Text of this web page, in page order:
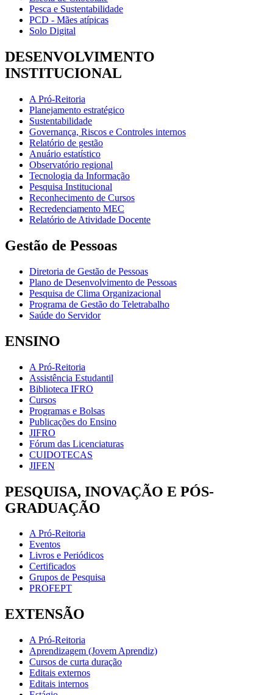
Pesca e Sustentabilidade
PCD - Mães atípicas
Solo Digital
DESENVOLVIMENTO
INSTITUCIONAL
A Pró-Reitoria
Planejamento estratégico
Sustentabilidade
Governança, Riscos e Controles internos
Relatório de gestão
Anuário estatístico
Observatório regional
Tecnologia da Informação
Pesquisa Institucional
Reconhecimento de Cursos
Recredenciamento MEC
Relatório de Atividade Docente
Gestão de Pessoas
Diretoria de Gestão de Pessoas
Plano de Desenvolvimento de Pessoas
Pesquisa de Clima Organizacional
Programa de Gestão do Teletrabalho
Saúde do Servidor
ENSINO
A Pró-Reitoria
Assistência Estudantil
Biblioteca IFRO
Cursos
Programas e Bolsas
Publicações do Ensino
JIFRO
Fórum das Licenciaturas
CUIDOTECAS
JIFEN
PESQUISA, INOVAÇÃO E PÓS-
GRADUAÇÃO
A Pró-Reitoria
Eventos
Livros e Periódicos
Certificados
Grupos de Pesquisa
PROFEPT
EXTENSÃO
A Pró-Reitoria
Aprendizagem (Jovem Aprendiz)
Cursos de curta duração
Editais externos
Editais internos